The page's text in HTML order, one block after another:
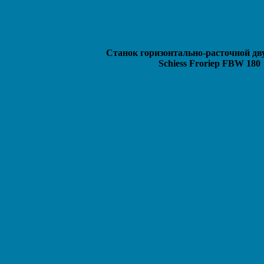
Станок горизонтально-расточной
Schiess Froriep FBW 180